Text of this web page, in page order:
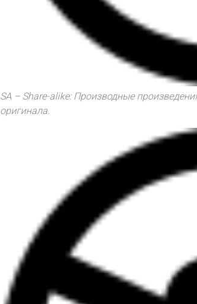
SA – Share-alike: Производные
оригинала.